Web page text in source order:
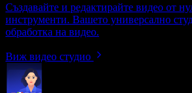
Създавайте и редактирайте видео от
инструменти. Вашето универсално
обработка на видео.
Виж видео студио